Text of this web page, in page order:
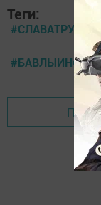
Теги:
#СЛАВАТРУДУ